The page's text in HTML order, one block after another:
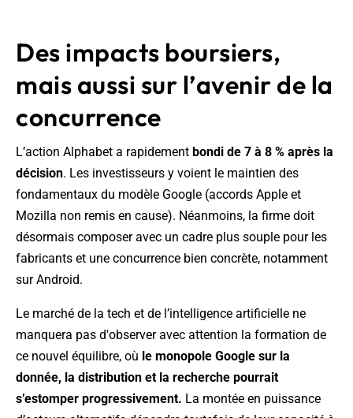
Des impacts boursiers,
mais aussi sur l’avenir de la
concurrence
L’action Alphabet a rapidement bondi de 7 à 8 % après la
décision. Les investisseurs y voient le maintien des
fondamentaux du modèle Google (accords Apple et
Mozilla non remis en cause). Néanmoins, la firme doit
désormais composer avec un cadre plus souple pour les
fabricants et une concurrence bien concrète, notamment
sur Android.
Le marché de la tech et de l’intelligence artificielle ne
manquera pas d'observer avec attention la formation de
ce nouvel équilibre, où le monopole Google sur la
donnée, la distribution et la recherche pourrait
s’estomper progressivement. La montée en puissance